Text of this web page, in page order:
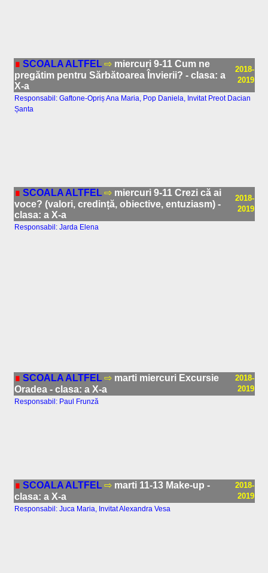
∎ SCOALA ALTFEL ⇨ miercuri 9-11 Cum ne
pregătim pentru Sărbătoarea Învierii? - clasa: a
X-a
2018-
2019
Responsabil: Gaftone-Opriș Ana Maria, Pop Daniela, Invitat Preot Dacian
Șanta
∎ SCOALA ALTFEL ⇨ miercuri 9-11 Crezi că ai
voce? (valori, credință, obiective, entuziasm) -
clasa: a X-a
2018-
2019
Responsabil: Jarda Elena
∎ SCOALA ALTFEL ⇨ marti miercuri Excursie
Oradea - clasa: a X-a
2018-
2019
Responsabil: Paul Frunză
∎ SCOALA ALTFEL ⇨ marti 11-13 Make-up -
clasa: a X-a
2018-
2019
Responsabil: Juca Maria, Invitat Alexandra Vesa